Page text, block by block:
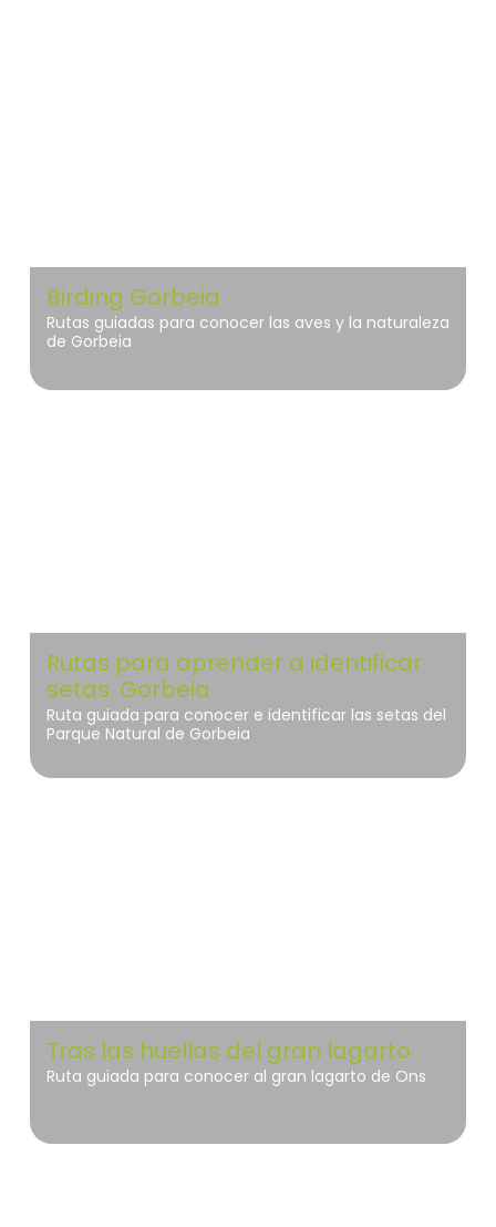
Birding Gorbeia
Rutas guiadas para conocer las aves y la naturaleza
de Gorbeia
Rutas para aprender a identificar
setas. Gorbeia
Ruta guiada para conocer e identificar las setas del
Parque Natural de Gorbeia
Tras las huellas del gran lagarto
Ruta guiada para conocer al gran lagarto de Ons